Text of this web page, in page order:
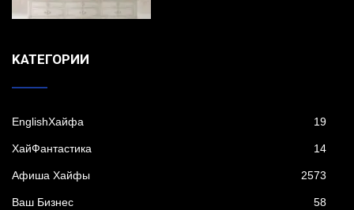
KАТЕГОРИИ
EnglishХайфа 19
XайФантастика 14
Афиша Хайфы 2573
Ваш Бизнес 58